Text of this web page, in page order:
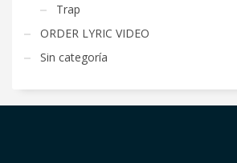
Trap
ORDER LYRIC VIDEO
Sin categoría